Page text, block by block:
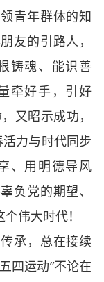
青年群体的知
友的引路人，
铸魂、能识善
牵好手，引好
又昭示成功，
力与时代同步
、用明德导风
负党的期望、
伟大时代！
承，总在接续
四运动”不论在